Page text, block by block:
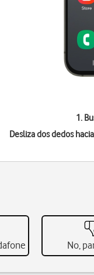
1.
Desliza dos dedos
No,